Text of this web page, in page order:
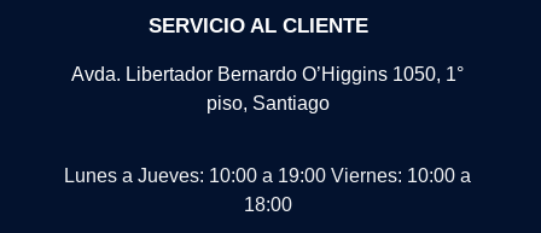
SERVICIO AL CLIENTE
Avda. Libertador Bernardo O’Higgins 1050, 1°
piso, Santiago
Lunes a Jueves: 10:00 a 19:00 Viernes: 10:00 a
18:00